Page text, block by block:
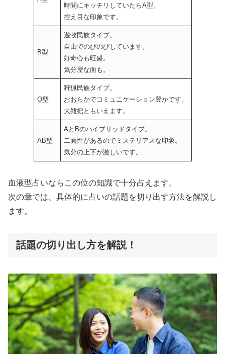
時間にキッチリしていたらA型。
控え目な印象です。
B型
遊牧民族タイプ。
自由でのびのびしています。
好奇心も旺盛。
気分屋な面も。
O型
狩猟民族タイプ。
おおらかでコミュニケーション豊かです。
大雑把ともいえます。
AB型
AとBのハイブリッドタイプ。
二面性があるのでミステリアスな印象。
気分の上下が激しいです。
血液型占いならこの位の知識で十分占えます。
次の章では、具体的に占いの話題を切り出す方法を解説し
ます。
話題の切り出し方を解説！